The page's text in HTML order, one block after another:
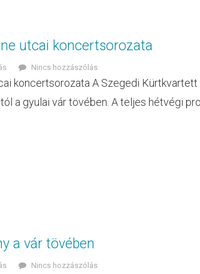
utcai koncertsorozata
Nincs hozzászólás
koncertsorozata A Szegedi
a gyulai vár tövében. A teljes hétvégi
a vár tövében
Nincs hozzászólás